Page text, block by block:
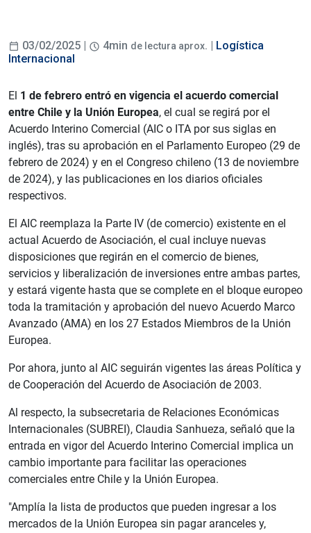
03/02/2025 | 4min de lectura aprox. |
Logística
Internacional
El 1 de febrero entró en vigencia el acuerdo comercial
entre Chile y la Unión Europea, el cual se regirá por el
Acuerdo Interino Comercial (AIC o ITA por sus siglas en
inglés), tras su aprobación en el Parlamento Europeo (29 de
febrero de 2024) y en el Congreso chileno (13 de noviembre
de 2024), y las publicaciones en los diarios oficiales
respectivos.
El AIC reemplaza la Parte IV (de comercio) existente en el
actual Acuerdo de Asociación, el cual incluye nuevas
disposiciones que regirán en el comercio de bienes,
servicios y liberalización de inversiones entre ambas partes,
y estará vigente hasta que se complete en el bloque europeo
toda la tramitación y aprobación del nuevo Acuerdo Marco
Avanzado (AMA) en los 27 Estados Miembros de la Unión
Europea.
Por ahora, junto al AIC seguirán vigentes las áreas Política y
de Cooperación del Acuerdo de Asociación de 2003.
Al respecto, la subsecretaria de Relaciones Económicas
Internacionales (SUBREI), Claudia Sanhueza, señaló que la
entrada en vigor del Acuerdo Interino Comercial implica un
cambio importante para facilitar las operaciones
comerciales entre Chile y la Unión Europea.
"Amplía la lista de productos que pueden ingresar a los
mercados de la Unión Europea sin pagar aranceles y,